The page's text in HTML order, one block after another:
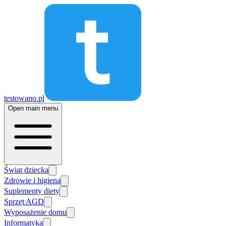
testowano.pl
Open main menu
Świat dziecka
Zdrowie i higiena
Suplementy diety
Sprzęt AGD
Wyposażenie domu
Informatyka